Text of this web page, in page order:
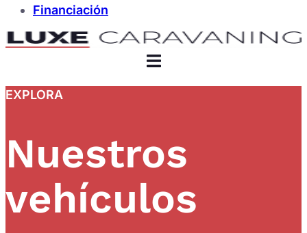
Financiación
EXPLORA
Nuestros
vehículos